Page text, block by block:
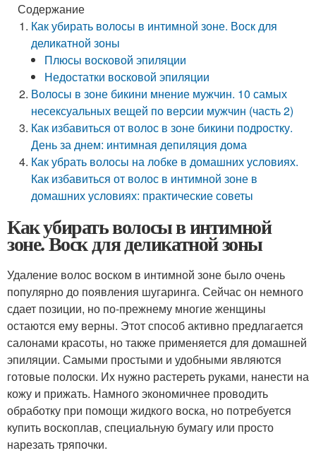
Содержание
Как убирать волосы в интимной зоне. Воск для
деликатной зоны
Плюсы восковой эпиляции
Недостатки восковой эпиляции
Волосы в зоне бикини мнение мужчин. 10 самых
несексуальных вещей по версии мужчин (часть 2)
Как избавиться от волос в зоне бикини подростку.
День за днем: интимная депиляция дома
Как убрать волосы на лобке в домашних условиях.
Как избавиться от волос в интимной зоне в
домашних условиях: практические советы
Как убирать волосы в интимной
зоне. Воск для деликатной зоны
Удаление волос воском в интимной зоне было очень
популярно до появления шугаринга. Сейчас он немного
сдает позиции, но по-прежнему многие женщины
остаются ему верны. Этот способ активно предлагается
салонами красоты, но также применяется для домашней
эпиляции. Самыми простыми и удобными являются
готовые полоски. Их нужно растереть руками, нанести на
кожу и прижать. Намного экономичнее проводить
обработку при помощи жидкого воска, но потребуется
купить воскоплав, специальную бумагу или просто
нарезать тряпочки.